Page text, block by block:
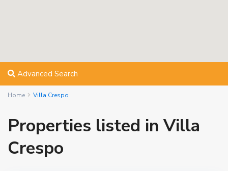
Advanced Search
Home Villa Crespo
Properties listed in Villa
Crespo